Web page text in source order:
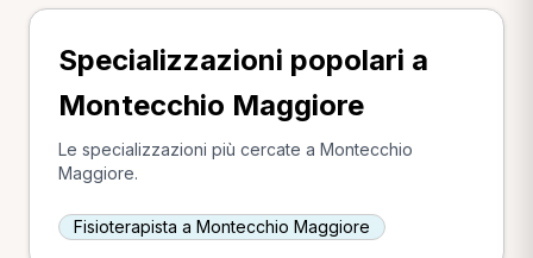
Specializzazioni popolari a
Montecchio Maggiore
Le specializzazioni più cercate a Montecchio
Maggiore.
Fisioterapista a Montecchio Maggiore